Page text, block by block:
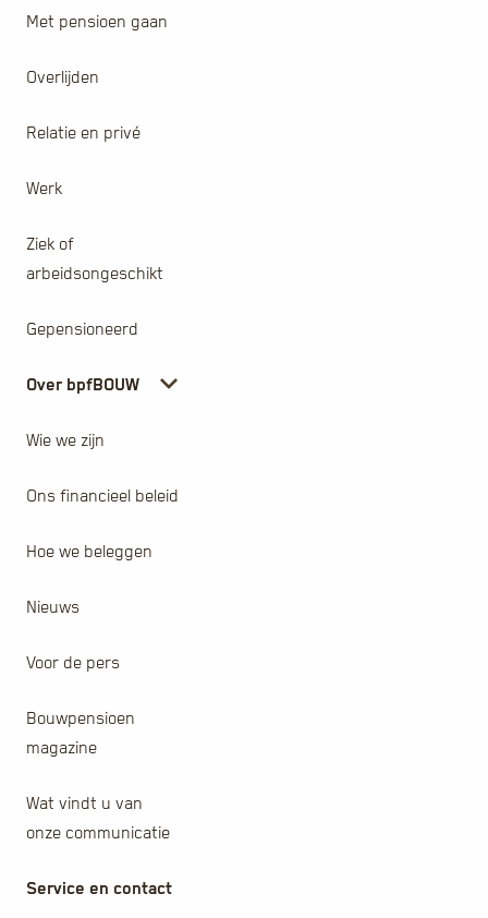
Met pensioen gaan
Overlijden
Relatie en privé
Werk
Ziek of
arbeidsongeschikt
Gepensioneerd
Over bpfBOUW
Wie we zijn
Ons financieel beleid
Hoe we beleggen
Nieuws
Voor de pers
Bouwpensioen
magazine
Wat vindt u van
onze communicatie
Service en contact